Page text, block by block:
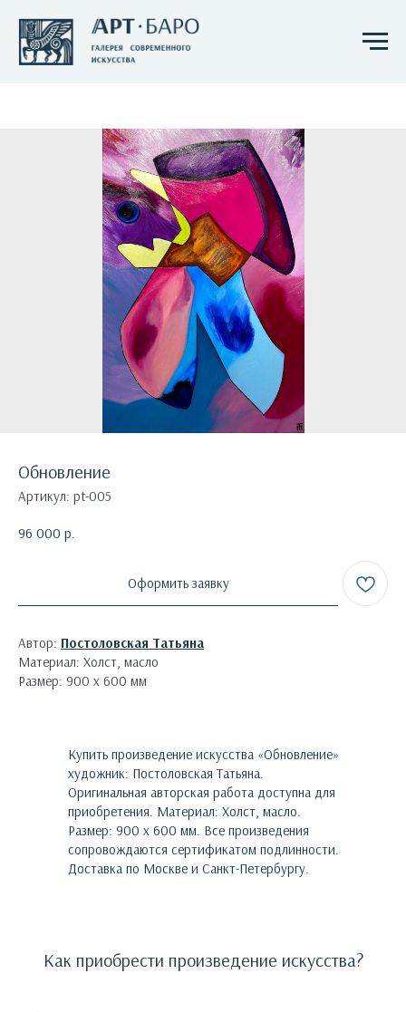
Обновление
Артикул: pt-005
96 000 р.
Оформить заявку
Автор: Постоловская Татьяна
Материал: Холст, масло
Размер: 900 х 600 мм
Купить произведение искусства «Обновление»
художник: Постоловская Татьяна.
Оригинальная авторская работа доступна для
приобретения. Материал: Холст, масло.
Размер: 900 х 600 мм. Все произведения
сопровождаются сертификатом подлинности.
Доставка по Москве и Санкт-Петербургу.
Как приобрести произведение искусства?